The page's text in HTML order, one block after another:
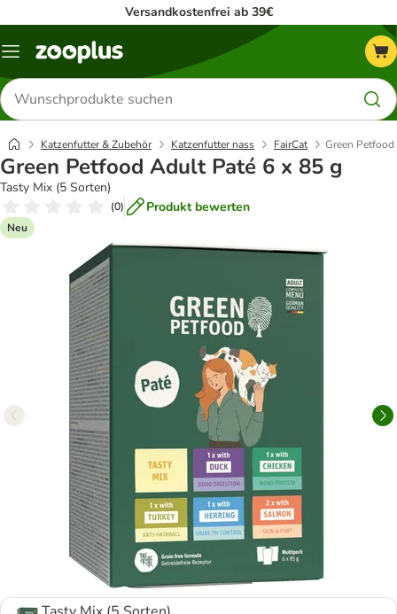
Versandkostenfrei ab 39€
Menü
Produkte
suchen
Katzenfutter & Zubehör Katzenfutter nass FairCat Green
Green Petfood Adult Paté 6 x 85 g
Tasty Mix (5 Sorten)
(0) Produkt bewerten
Neu